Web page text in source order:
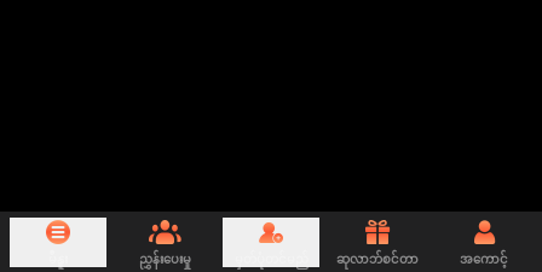
ညွှန်းပေးမှု ဆုလာဘ်စင်တာ အကောင့်